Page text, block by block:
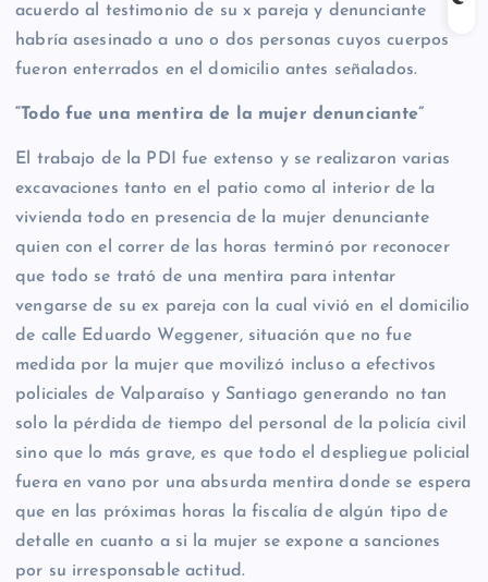
acuerdo al testimonio de su x pareja y denunciante
habría asesinado a uno o dos personas cuyos cuerpos
fueron enterrados en el domicilio antes señalados.
“Todo fue una mentira de la mujer denunciante”
El trabajo de la PDI fue extenso y se realizaron varias
excavaciones tanto en el patio como al interior de la
vivienda todo en presencia de la mujer denunciante
quien con el correr de las horas terminó por reconocer
que todo se trató de una mentira para intentar
vengarse de su ex pareja con la cual vivió en el domicilio
de calle Eduardo Weggener, situación que no fue
medida por la mujer que movilizó incluso a efectivos
policiales de Valparaíso y Santiago generando no tan
solo la pérdida de tiempo del personal de la policía civil
sino que lo más grave, es que todo el despliegue policial
fuera en vano por una absurda mentira donde se espera
que en las próximas horas la fiscalía de algún tipo de
detalle en cuanto a si la mujer se expone a sanciones
por su irresponsable actitud.